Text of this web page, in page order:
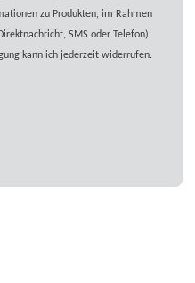
zu Produkten, im Rahmen
SMS oder Telefon)
kann ich jederzeit widerrufen.